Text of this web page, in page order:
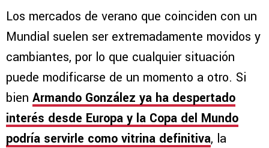
Los mercados de verano que coinciden con un
Mundial suelen ser extremadamente movidos y
cambiantes, por lo que cualquier situación
puede modificarse de un momento a otro. Si
bien Armando González ya ha despertado
interés desde Europa y la Copa del Mundo
podría servirle como vitrina definitiva, la